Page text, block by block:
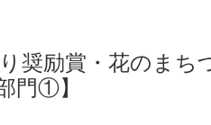
奨励賞・花のま
門①】